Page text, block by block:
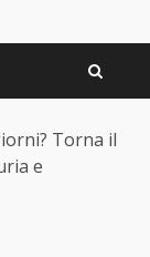
Torna il
e